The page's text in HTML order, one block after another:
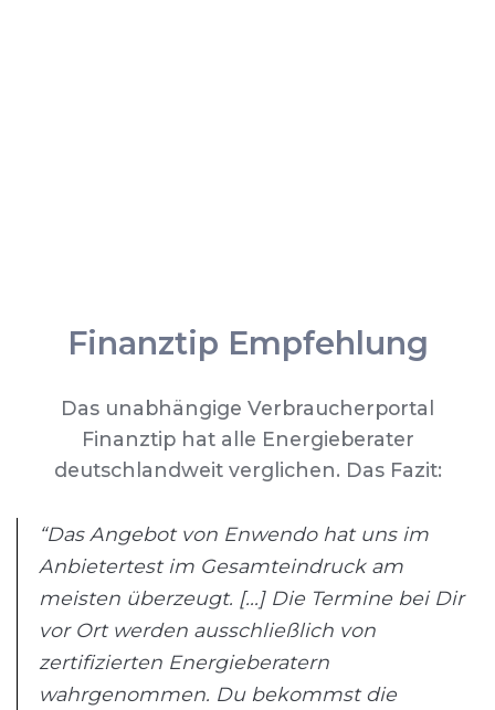
Finanztip Empfehlung
Das unabhängige Verbraucherportal
Finanztip hat alle Energieberater
deutschlandweit verglichen. Das Fazit:
“Das Angebot von Enwendo hat uns im
Anbietertest im Gesamteindruck am
meisten überzeugt. [...] Die Termine bei Dir
vor Ort werden ausschließlich von
zertifizierten Energieberatern
wahrgenommen. Du bekommst die